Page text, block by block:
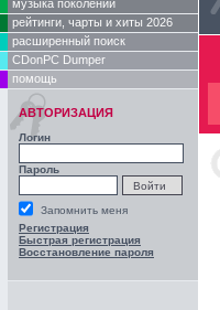
музыка поколений
рейтинги, чарты и хиты 2026
расширенный поиск
CDonPC Dumper
помощь
АВТОРИЗАЦИЯ
Логин
Пароль
Запомнить меня
Регистрация
Быстрая регистрация
Восстановление пароля